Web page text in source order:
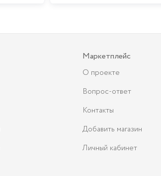
Маркетплейс
О проекте
Вопрос-ответ
Контакты
Добавить магазин
Личный кабинет